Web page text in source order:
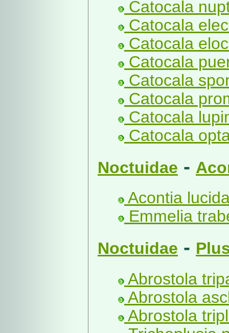
Catocala
Catocala
Catocala
Catocala
Catocala
Catocala
Catocala
Catocala
Noctuidae -
Acontia
Emmelia
Noctuidae -
Abrostola
Abrostola
Abrostola